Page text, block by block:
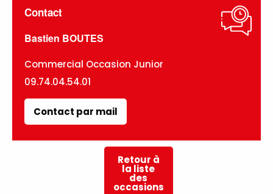
Contact
Bastien BOUTES
Commercial Occasion Junior
09.74.04.54.01
Contact par mail
Retour à
la liste
des
occasions